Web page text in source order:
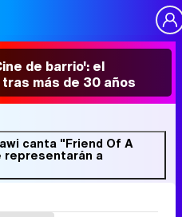
de barrio': el
tras más de 30 años
canta "Friend Of A
representarán a